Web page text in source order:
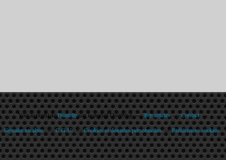
Voir le profil deDaniellesur le portail Overblog Top articles
Contact
Signaler un abus
C.G.U. Cookies et données personnelles Préférences cookies